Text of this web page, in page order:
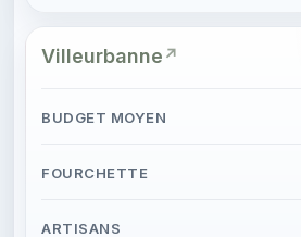
Villeurbanne